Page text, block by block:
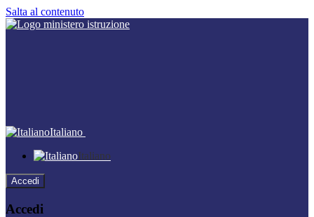
Salta al contenuto
Italiano
Italiano
Accedi
Accedi